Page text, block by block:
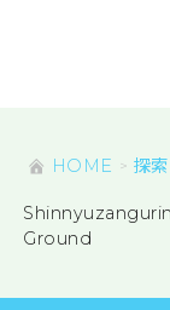
HOME 探索
Ground